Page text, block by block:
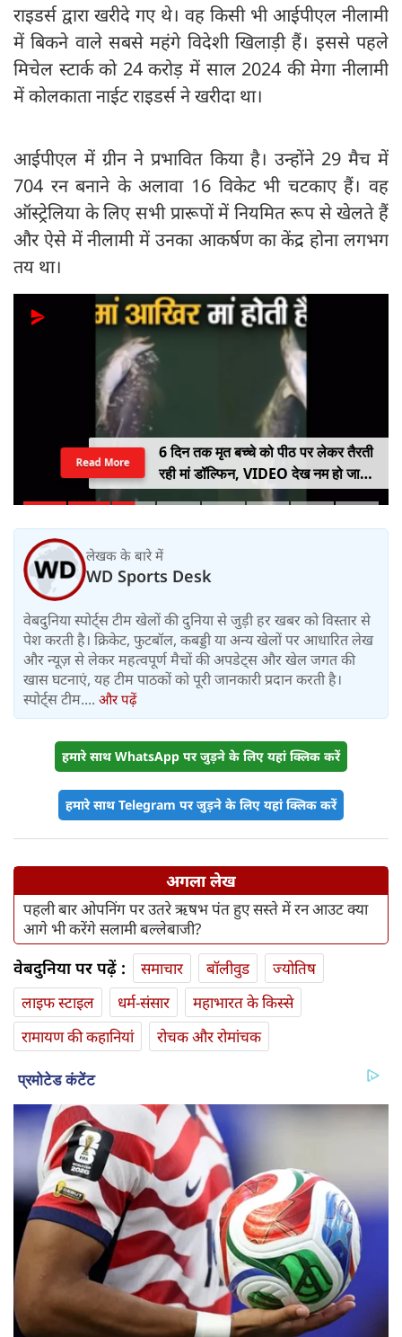
राइडर्स द्वारा खरीदे गए थे। वह किसी भी आईपीएल नीलामी
में बिकने वाले सबसे महंगे विदेशी खिलाड़ी हैं। इससे पहले
मिचेल स्टार्क को 24 करोड़ में साल 2024 की मेगा नीलामी
में कोलकाता नाईट राइडर्स ने खरीदा था।
आईपीएल में ग्रीन ने प्रभावित किया है। उन्होंने 29 मैच में
704 रन बनाने के अलावा 16 विकेट भी चटकाए हैं। वह
ऑस्ट्रेलिया के लिए सभी प्रारूपों में नियमित रूप से खेलते हैं
और ऐसे में नीलामी में उनका आकर्षण का केंद्र होना लगभग
तय था।
6 दिन तक मृत बच्चे को पीठ पर लेकर तैरती
रही मां डॉल्फिन, VIDEO देख नम हो जाएंगी
आंखें
Read More
लेखक के बारे में
WD Sports Desk
वेबदुनिया स्पोर्ट्स टीम खेलों की दुनिया से जुड़ी हर खबर को विस्तार से
पेश करती है। क्रिकेट, फुटबॉल, कबड्डी या अन्य खेलों पर आधारित लेख
और न्यूज़ से लेकर महत्वपूर्ण मैचों की अपडेट्स और खेल जगत की
खास घटनाएं, यह टीम पाठकों को पूरी जानकारी प्रदान करती है।
स्पोर्ट्स टीम.... और पढ़ें
हमारे साथ WhatsApp पर जुड़ने के लिए यहां क्लिक करें
हमारे साथ Telegram पर जुड़ने के लिए यहां क्लिक करें
अगला लेख
पहली बार ओपनिंग पर उतरे ऋषभ पंत हुए सस्ते में रन आउट क्या
आगे भी करेंगे सलामी बल्लेबाजी?
वेबदुनिया पर पढ़ें : समाचार बॉलीवुड
ज्योतिष
लाइफ स्‍टाइल
धर्म-संसार
महाभारत के किस्से
रामायण की कहानियां
रोचक और रोमांचक